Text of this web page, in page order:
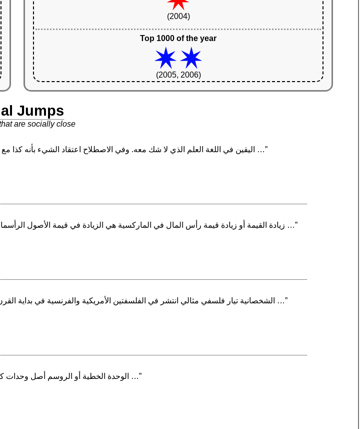
(2004)
Top 1000 of the year
(2005, 2006)
Jumps
are socially close
“اليقين في اللغة العلم الذي لا شك معه. وفي الاصطلاح اعتقاد الشيء بأنه كذا مع اعتقاد أنه لا يمكن إلا كذا، مطابقا للواقع غير ممكن الزوال؛ والقيد …”
“زيادة القيمة أو زيادة قيمة رأس المال في الماركسية هي الزيادة في قيمة الأصول الرأسمالية من خلال تطبيق العمل الذي يشكّل قيمة في الإنتاج. المصطلح …”
“الشخصانية تيار فلسفي مثالي انتشر في الفلسفتين الأمريكية والفرنسية في بداية القرن العشرين. ويعبر جوهره عن مذهب أخلاقي واجتماعي مبني على …”
“الوحدة الخطية أو الروسم أصل وحدات كل لغة مكتوبة، منها حروف صينية وأبجدية وعلامات أرقام وترقيم …”